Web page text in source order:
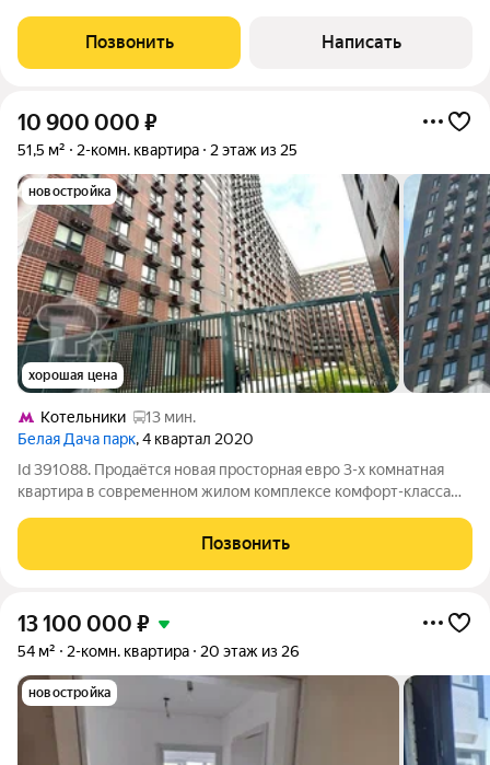
область, г.Котельники, мкр.Белая Дача, д.19. Площадь квартиры
составляет 61.4 м,
Позвонить Написать
10 900 000 ₽
51,5 м² 2-комн. квартира 2 этаж из 25
новостройка
хорошая цена
Котельники
13 мин.
Белая Дача парк, 4 квартал 2020
Id 391088. Продаётся новая просторная евро 3-х комнатная
квартира в современном жилом комплексе комфорт-класса
Котельники , в 2-х км от МКАД. Квартира с качественной
отделкой от застройщика ПИК.
Позвонить
13 100 000 ₽
54 м² 2-комн. квартира 20 этаж из 26
новостройка